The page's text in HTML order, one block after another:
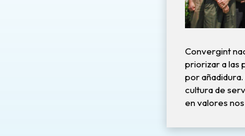
Convergint
priorizar a las
por
cultura de
en valores